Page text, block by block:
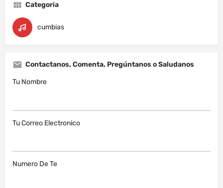
Categoria
cumbias
Contactanos, Comenta, Pregúntanos o Saludanos
Tu Nombre
Tu Correo Electronico
Numero De Te